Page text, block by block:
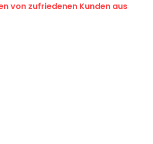
von zufriedenen Kunden aus